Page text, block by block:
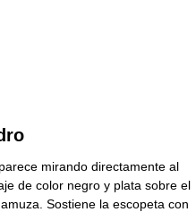
mirando directamente al
de color negro y plata sobre el
Sostiene la escopeta con